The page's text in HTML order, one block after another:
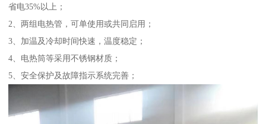
省电35%以上；
2、两组电热管，可单使用或共同启用；
3、加温及冷却时间快速，温度稳定；
4、电热筒等采用不锈钢材质；
5、安全保护及故障指示系统完善；